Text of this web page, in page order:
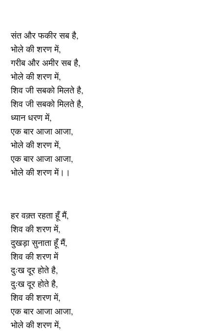
संत और फकीर सब है,
भोले की शरण में,
गरीब और अमीर सब है,
भोले की शरण में,
शिव जी सबको मिलते है,
शिव जी सबको मिलते है,
ध्यान धरण में,
एक बार आजा आजा,
भोले की शरण में,
एक बार आजा आजा,
भोले की शरण में।।
हर वक़्त रहता हूँ मैं,
शिव की शरण में,
दुखड़ा सुनाता हूँ मैं,
शिव की शरण में
दुःख दूर होते है,
दुःख दूर होते है,
शिव की शरण में,
एक बार आजा आजा,
भोले की शरण में,